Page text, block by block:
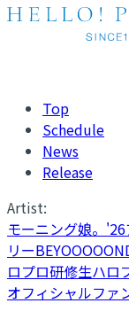
Top
Schedule
News
Release
Artist:
モーニング娘。'26
リー
ロプロ研修生ハロ
オフィシャルファ